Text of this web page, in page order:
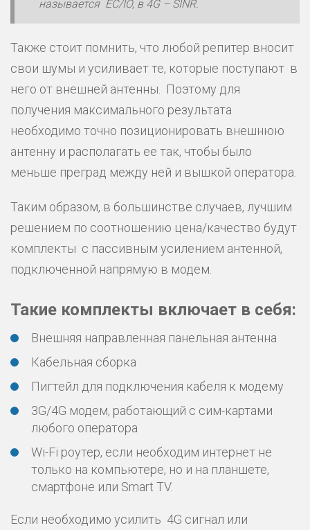
называется EC/IO, в 4G – SINR.
Также стоит помнить, что любой репитер вносит
свои шумы и усиливает те, которые поступают в
него от внешней антенны. Поэтому для
получения максимального результата
необходимо точно позиционировать внешнюю
антенну и располагать ее так, чтобы было
меньше преград между ней и вышкой оператора.
Таким образом, в большинстве случаев, лучшим
решением по соотношению цена/качество будут
комплекты с пассивным усилением антенной,
подключенной напрямую в модем.
Такие комплекты включает в себя:
Внешняя направленная панельная антенна
Кабельная сборка
Пигтейл для подключения кабеля к модему
3G/4G модем, работающий с сим-картами
любого оператора
Wi-Fi роутер, если необходим интернет не
только на компьютере, но и на планшете,
смартфоне или Smart TV.
Если необходимо усилить 4G сигнал или